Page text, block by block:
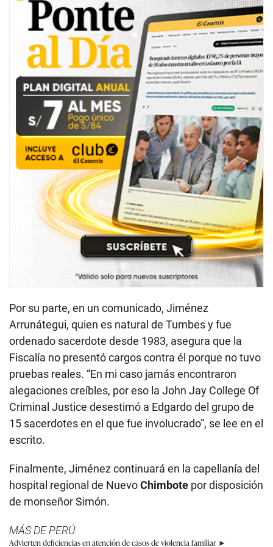
Por su parte, en un comunicado, Jiménez
Arrunátegui, quien es natural de Tumbes y fue
ordenado sacerdote desde 1983, asegura que la
Fiscalía no presentó cargos contra él porque no tuvo
pruebas reales. “En mi caso jamás encontraron
alegaciones creíbles, por eso la John Jay College Of
Criminal Justice desestimó a Edgardo del grupo de
15 sacerdotes en el que fue involucrado”, se lee en el
escrito.
Finalmente, Jiménez continuará en la capellanía del
hospital regional de NuevoChimbote por disposición
de monseñor Simón.
MÁS DE PERÚ
Advierten deficiencias en atención de casos de violencia familiar ►